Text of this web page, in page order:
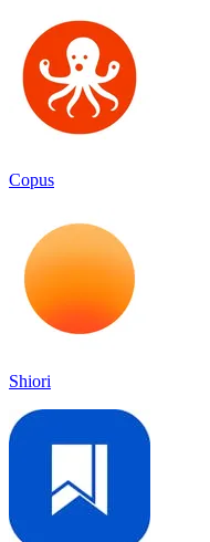
Copus
Shiori